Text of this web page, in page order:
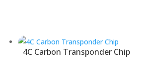
4C Carbon Transponder Chip